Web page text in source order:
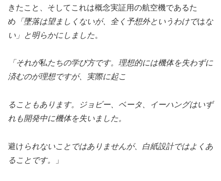
きたこと、そしてこれは概念実証用の航空機であるた
め 「墜落は望ましくないが、全く予想外というわけではな
い」と明らかにしました。
「それが私たちの学び方です。理想的には機体を失わずに
済むのが理想ですが、実際に起こ
ることもあります。ジョビー、ベータ、イーハングはいず
れも開発中に機体を失いました。
避け られないことではありませんが、 白紙設計ではよくあ
ることです。
」